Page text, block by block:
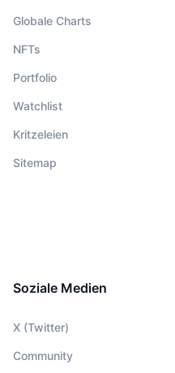
Globale Charts
NFTs
Portfolio
Watchlist
Kritzeleien
Sitemap
Soziale Medien
X (Twitter)
Community